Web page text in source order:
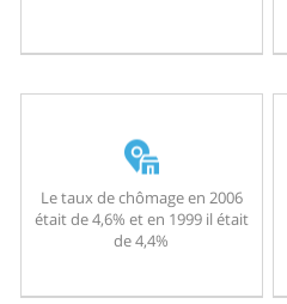
Le taux de chômage en 2006
était de 4,6% et en 1999 il était
de 4,4%